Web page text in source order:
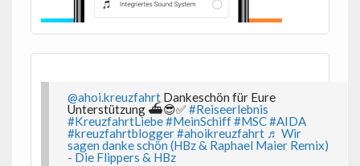
@ahoi.kreuzfahrt Dankeschön für Eure
Unterstützung ⛴️😎✅#Reiseerlebnis
#KreuzfahrtLiebe#MeinSchiff#MSC#AIDA
#kreuzfahrtblogger#ahoikreuzfahrt ♬ Wir
sagen danke schön (HBz & Raphael Maier Remix)
- Die Flippers & HBz